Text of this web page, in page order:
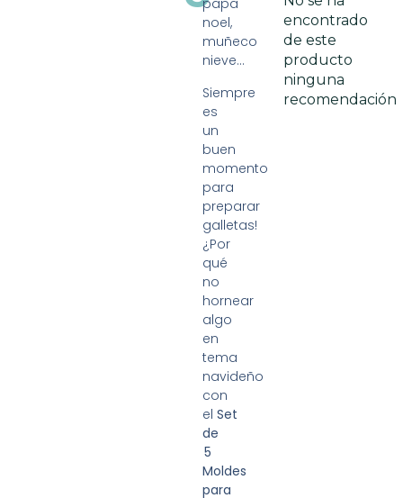
papa
noel,
muñeco
nieve…
Siempre
es
un
buen
momento
para
preparar
galletas!
¿Por
qué
no
hornear
algo
en
tema
navideño
con
elSet
de
5
Moldes
para
encontrado
de este
producto
ninguna
recomendación